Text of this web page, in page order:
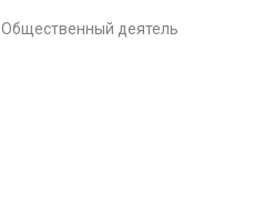
Общественный деятель